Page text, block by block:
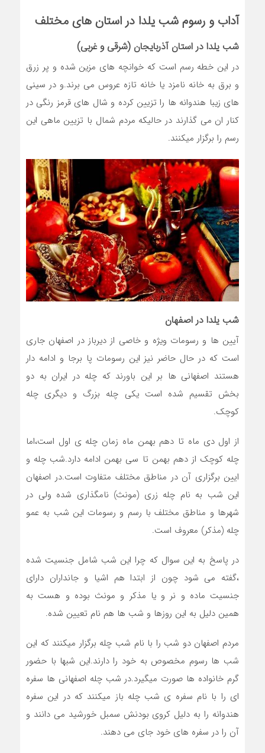
آداب و رسوم شب یلدا در استان های مختلف
شب یلدا در استان آذربایجان (شرقی و غربی)
در این خطه رسم است که خوانچه های مزین شده و پر زرق
و برق به خانه نامزد یا خانه تازه عروس می برند.و در سینی
های زیبا هندوانه ها را تزیین کرده و شال های قرمز رنگی در
کنار ان می گذارند در حالیکه مردم شمال با تزیین ماهی این
رسم را برگزار میکنند.
شب یلدا در اصفهان
آیین ها و رسومات ویژه و خاصی از دیرباز در اصفهان جاری
است که در حال حاضر نیز این رسومات پا برجا و ادامه دار
هستند اصفهانی ها بر این باورند که چله در ایران به دو
بخش تقسیم شده است یکی چله بزرگ و دیگری چله
کوچک.
از اول دی ماه تا دهم بهمن ماه زمان چله ی اول است،اما
چله کوچک از دهم بهمن تا سی بهمن ادامه دارد.شب چله و
ایین برگزاری آن در مناطق مختلف متفاوت است.در اصفهان
این شب به نام چله زری (مونث) نامگذاری شده ولی در
شهرها و مناطق مختلف با رسم و رسومات این شب به عمو
چله (مذکر) معروف است.
در پاسخ به این سوال که چرا این شب شامل جنسیت شده
،گفته می شود چون از ابتدا هم اشیا و جانداران دارای
جنسیت ماده و نر و یا مذکر و مونث بوده و هست به
همین دلیل به این روزها و شب ها هم نام تعیین شده.
مردم اصفهان دو شب را با نام شب چله برگزار میکنند که این
شب ها رسوم مخصوص به خود را دارند.این شبها با حضور
گرم خانواده ها صورت میگیرد.در شب چله اصفهانی ها سفره
ای را با نام سفره ی شب چله باز میکنند که در این سفره
هندوانه را به دلیل کروی بودنش سمبل خورشید می دانند و
آن را در سفره های خود جای می دهند.